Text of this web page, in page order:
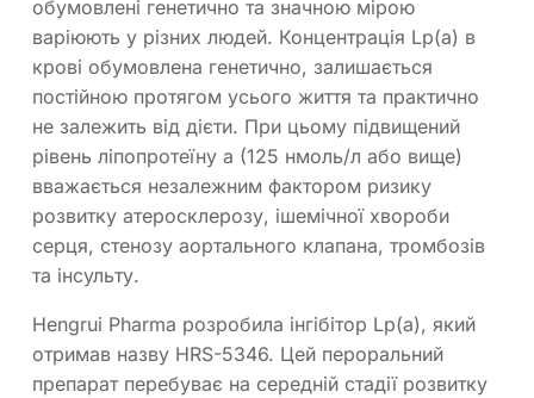
обумовлені генетично та значною мірою
варіюють у різних людей. Концентрація Lp(a) в
крові обумовлена генетично, залишається
постійною протягом усього життя та практично
не залежить від дієти. При цьому підвищений
рівень ліпопротеїну a (125 нмоль/л або вище)
вважається незалежним фактором ризику
розвитку атеросклерозу, ішемічної хвороби
серця, стенозу аортального клапана, тромбозів
та інсульту.
Hengrui Pharma розробила інгібітор Lp(a), який
отримав назву HRS-5346. Цей пероральний
препарат перебуває на середній стадії розвитку